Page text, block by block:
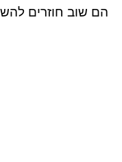
הם שוב חוזרים